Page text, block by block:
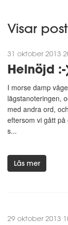
Visar
31 oktober 2013
Helnöjd
I morse damp
lägstanoteringen,
med andra ord,
eftersom vi gått
s...
Läs mer
29 oktober 2013